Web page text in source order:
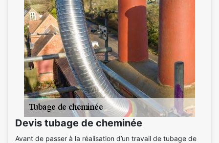
Devis tubage de cheminée
Avant de passer à la réalisation d’un travail de tubage de